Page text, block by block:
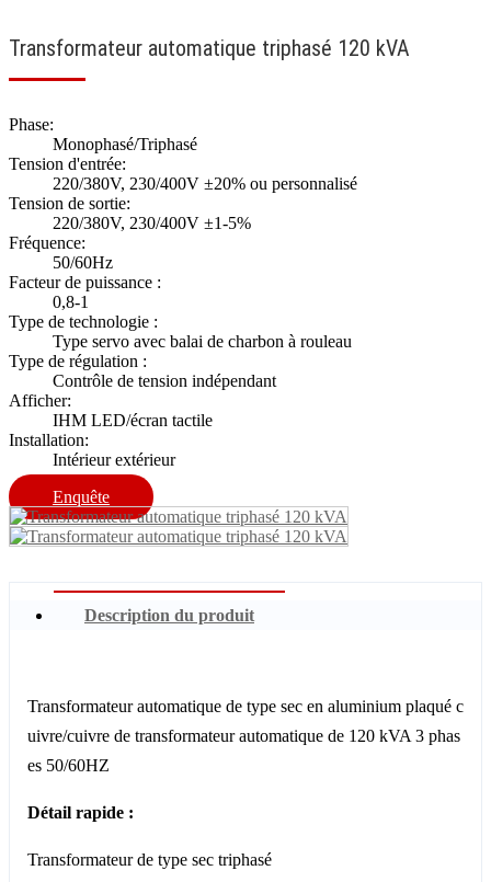
Transformateur automatique triphasé 120 kVA
Phase:
Monophasé/Triphasé
Tension d'entrée:
220/380V, 230/400V ±20% ou personnalisé
Tension de sortie:
220/380V, 230/400V ±1-5%
Fréquence:
50/60Hz
Facteur de puissance :
0,8-1
Type de technologie :
Type servo avec balai de charbon à rouleau
Type de régulation :
Contrôle de tension indépendant
Afficher:
IHM LED/écran tactile
Installation:
Intérieur extérieur
Enquête
Description du produit
Transformateur automatique de type sec en aluminium plaqué c
uivre/cuivre de transformateur automatique de 120 kVA 3 phas
es 50/60HZ
Détail rapide :
Transformateur de type sec triphasé